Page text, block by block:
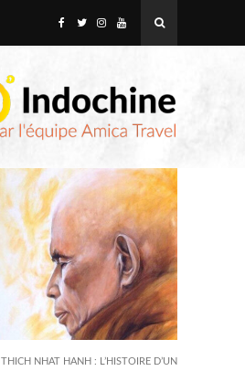
THICH NHAT HANH : L’HISTOIRE D’UN